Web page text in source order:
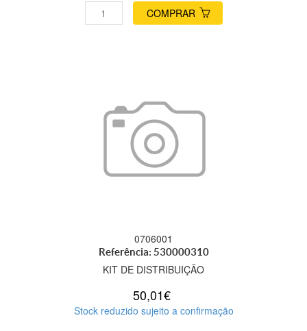
COMPRAR
0706001
Referência: 530000310
KIT DE DISTRIBUIÇÃO
50,01€
Stock reduzido sujeito a confirmação